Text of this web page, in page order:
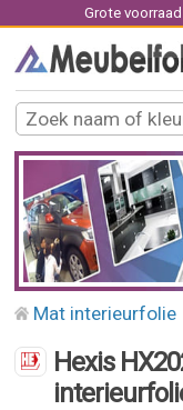
Grote voorraad
Mat interieurfolie
Hexis